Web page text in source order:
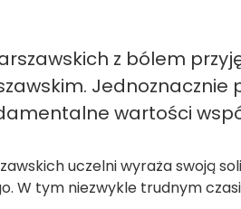
z bólem
wartości
uczelni wyraża swoją
W tym niezwykle trudnym